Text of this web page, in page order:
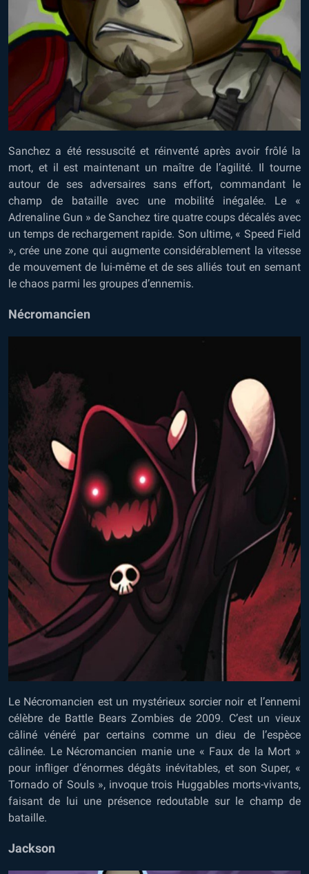
Sanchez a été ressuscité et réinventé après avoir frôlé la
mort, et il est maintenant un maître de l’agilité. Il tourne
autour de ses adversaires sans effort, commandant le
champ de bataille avec une mobilité inégalée. Le «
Adrenaline Gun » de Sanchez tire quatre coups décalés avec
un temps de rechargement rapide. Son ultime, « Speed Field
», crée une zone qui augmente considérablement la vitesse
de mouvement de lui-même et de ses alliés tout en semant
le chaos parmi les groupes d’ennemis.
Nécromancien
Le Nécromancien est un mystérieux sorcier noir et l’ennemi
célèbre de Battle Bears Zombies de 2009. C’est un vieux
câliné vénéré par certains comme un dieu de l’espèce
câlinée. Le Nécromancien manie une « Faux de la Mort »
pour infliger d’énormes dégâts inévitables, et son Super, «
Tornado of Souls », invoque trois Huggables morts-vivants,
faisant de lui une présence redoutable sur le champ de
bataille.
Jackson